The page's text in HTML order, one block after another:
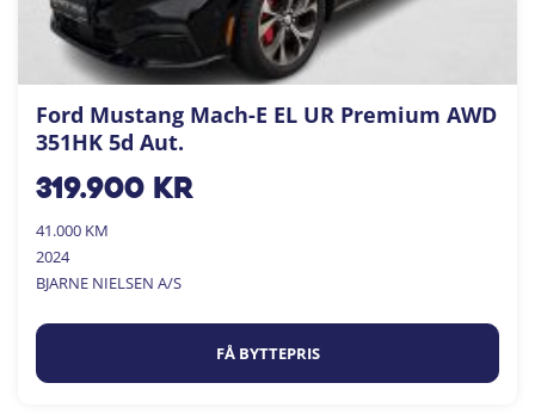
Ford Mustang Mach-E EL UR Premium AWD
351HK 5d Aut.
319.900kr
41.000 KM
2024
BJARNE NIELSEN A/S
FÅ BYTTEPRIS